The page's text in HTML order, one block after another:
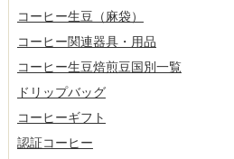
コーヒー生豆（麻袋）
コーヒー関連器具・用品
コーヒー生豆焙煎豆国別一覧
ドリップバッグ
コーヒーギフト
認証コーヒー